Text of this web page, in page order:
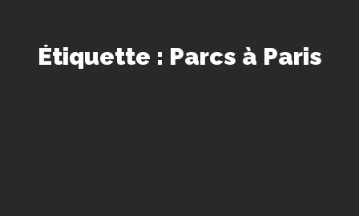
Étiquette : Parcs à Paris